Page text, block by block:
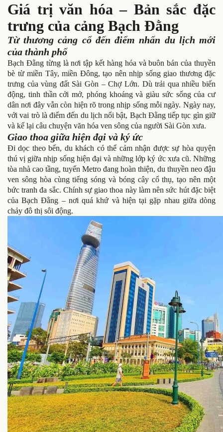
Giá trị văn hóa – Bản sắc đặc
trưng của cảng Bạch Đằng
Từ thương cảng cổ đến điểm nhấn du lịch mới
của thành phố
Bạch Đằng từng là nơi tập kết hàng hóa và buôn bán của thuyền
bè từ miền Tây, miền Đông, tạo nên nhịp sống giao thương đặc
trưng của vùng đất Sài Gòn – Chợ Lớn. Dù trải qua nhiều biến
động, tinh thần cởi mở, phóng khoáng và giàu sức sống của cư
dân nơi đây vẫn còn hiện rõ trong nhịp sống mỗi ngày. Ngày nay,
với vai trò là điểm đến du lịch nổi bật, Bạch Đằng tiếp tục gìn giữ
và kể lại câu chuyện văn hóa ven sông của người Sài Gòn xưa.
Giao thoa giữa hiện đại và ký ức
Đi dọc theo bến, du khách có thể cảm nhận được sự hòa quyện
thú vị giữa nhịp sống hiện đại và những lớp ký ức xưa cũ. Những
tòa nhà cao tầng, tuyến Metro đang hoàn thiện, du thuyền neo đậu
ven sông hòa cùng tiếng sóng và bóng cây cổ thụ, tạo nên một
bức tranh đa sắc. Chính sự giao thoa này làm nên sức hút đặc biệt
của Bạch Đằng – nơi quá khứ và hiện tại gặp nhau giữa dòng
chảy đô thị sôi động.